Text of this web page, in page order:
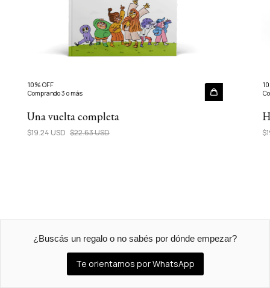
10% OFF
Comprando 3 o más
Una vuelta completa
$19.24 USD $22.63 USD
¿Buscás un regalo o no sabés por dónde empezar?
Te orientamos por WhatsApp